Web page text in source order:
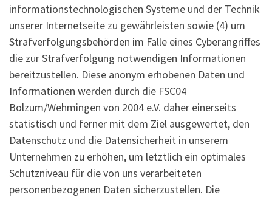
informationstechnologischen Systeme und der Technik
unserer Internetseite zu gewährleisten sowie (4) um
Strafverfolgungsbehörden im Falle eines Cyberangriffes
die zur Strafverfolgung notwendigen Informationen
bereitzustellen. Diese anonym erhobenen Daten und
Informationen werden durch die FSC04
Bolzum/Wehmingen von 2004 e.V. daher einerseits
statistisch und ferner mit dem Ziel ausgewertet, den
Datenschutz und die Datensicherheit in unserem
Unternehmen zu erhöhen, um letztlich ein optimales
Schutzniveau für die von uns verarbeiteten
personenbezogenen Daten sicherzustellen. Die